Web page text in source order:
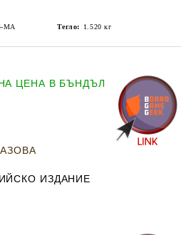
MA Тегло: 1.520 кг
ЦЕНА В БЪНДЪЛ
ИЗДАНИЕ